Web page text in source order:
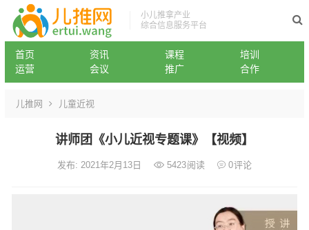
小儿推拿产业
综合信息服务平台
首页 资讯 课程
培训
运营
会议 推广 合作
儿推网 儿童近视
讲师团《小儿近视专题课》【视频】
发布: 2021年2月13日 5423阅读 0评论